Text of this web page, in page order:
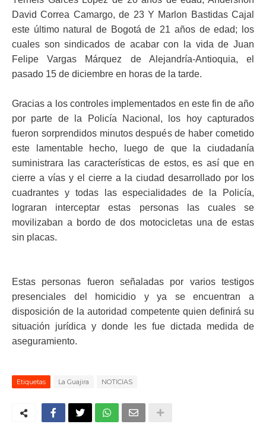
David Correa Camargo, de 23 Y Marlon Bastidas Cajal
este último natural de Bogotá de 21 años de edad; los
cuales son sindicados de acabar con la vida de Juan
Felipe Vargas Márquez de Alejandría-Antioquia, el
pasado 15 de diciembre en horas de la tarde.
Gracias a los controles implementados en este fin de año
por parte de la Policía Nacional, los hoy capturados
fueron sorprendidos minutos después de haber cometido
este lamentable hecho, luego de que la ciudadanía
suministrara las características de estos, es así que en
cierre a vías y el cierre a la ciudad desarrollado por los
cuadrantes y todas las especialidades de la Policía,
lograran interceptar estas personas las cuales se
movilizaban a bordo de dos motocicletas una de estas
sin placas.
Estas personas fueron señaladas por varios testigos
presenciales del homicidio y ya se encuentran a
disposición de la autoridad competente quien definirá su
situación jurídica y donde les fue dictada medida de
aseguramiento.
Etiquetas La Guajira NOTICIAS